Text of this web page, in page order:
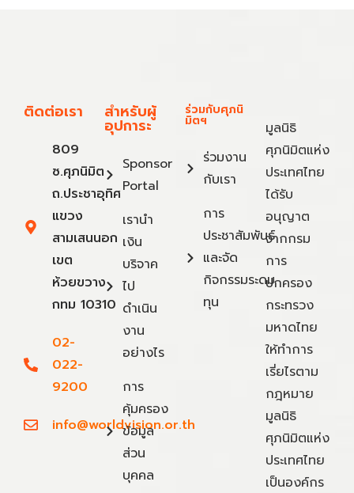
ติดต่อเรา
809
ซ.ศุภนิมิต
ถ.ประชาอุทิศ
แขวง
สามเสนนอก
เขต
ห้วยขวาง
กทม 10310
02-
022-
9200
info@worldvision.or.th
สำหรับผู้
อุปการะ
Sponsor
Portal
เรานำ
เงิน
บริจาค
ไป
ดำเนิน
งาน
อย่างไร
การ
คุ้มครอง
ข้อมูล
ส่วน
บุคคล
ร่วมกับศุภนิ
มิตฯ
ร่วมงาน
กับเรา
การ
ประชาสัมพันธ์
และจัด
กิจกรรมระดม
ทุน
มูลนิธิ
ศุภนิมิตแห่ง
ประเทศไทย
ได้รับ
อนุญาต
จากกรม
การ
ปกครอง
กระทรวง
มหาดไทย
ให้ทำการ
เรี่ยไรตาม
กฎหมาย
มูลนิธิ
ศุภนิมิตแห่ง
ประเทศไทย
เป็นองค์กร